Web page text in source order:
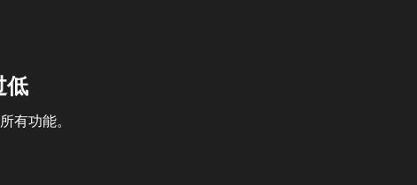
低
有功能。